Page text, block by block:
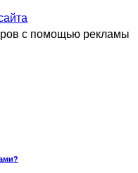
с помощью рекламы